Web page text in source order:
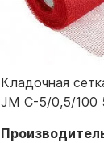
Кладочная
JM C-5/0,5/100